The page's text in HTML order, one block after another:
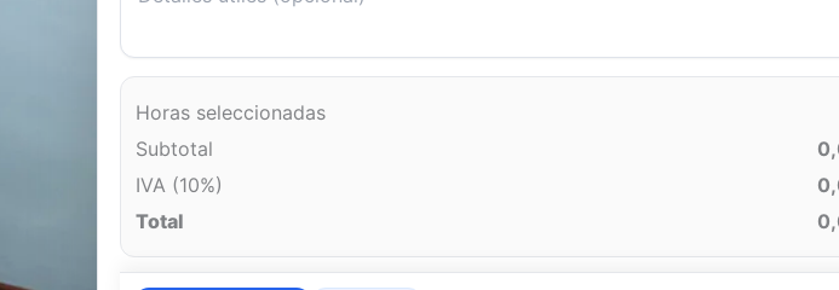
Horas seleccionadas
Subtotal
IVA (10%)
Total